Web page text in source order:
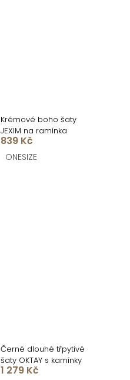
Krémové boho šaty
JEXIM na ramínka
839 Kč
ONESIZE
Černé dlouhé třpytivé
šaty OKTAY s kamínky
1 279 Kč